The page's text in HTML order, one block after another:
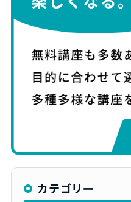
カテゴリー